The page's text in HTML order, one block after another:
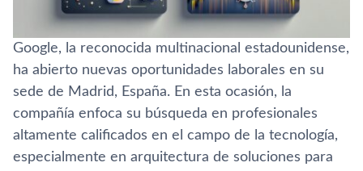
Google, la reconocida multinacional estadounidense,
ha abierto nuevas oportunidades laborales en su
sede de Madrid, España. En esta ocasión, la
compañía enfoca su búsqueda en profesionales
altamente calificados en el campo de la tecnología,
especialmente en arquitectura de soluciones para